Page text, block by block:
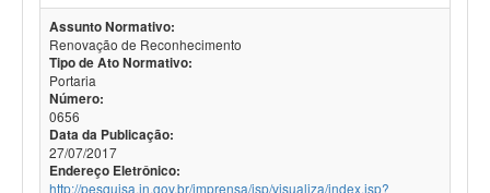
Assunto Normativo:
Renovação de Reconhecimento
Tipo de Ato Normativo:
Portaria
Número:
0656
Data da Publicação:
27/07/2017
Endereço Eletrônico:
http://pesquisa.in.gov.br/imprensa/jsp/visualiza/index.jsp?